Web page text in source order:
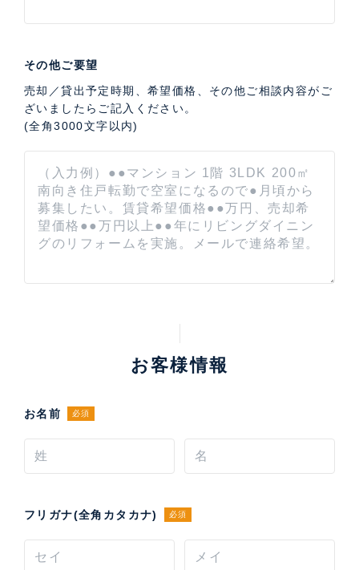
その他ご要望
売却／貸出予定時期、希望価格、その他ご相談内容がご
ざいましたらご記入ください。
(全角3000文字以内)
お客様情報
お名前 必須
フリガナ(全角カタカナ) 必須